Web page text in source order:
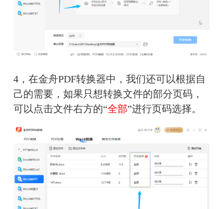
4，在金舟PDF转换器中，我们还可以根据自
己的需要，如果只想转换文件的部分页码，
可以点击文件右方的“全部”进行页码选择。